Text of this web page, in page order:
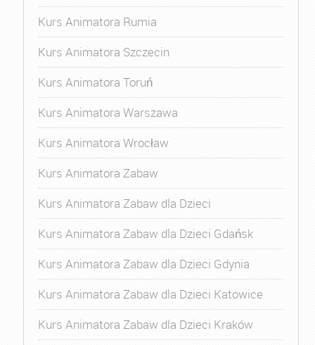
Kurs Animatora Rumia
Kurs Animatora Szczecin
Kurs Animatora Toruń
Kurs Animatora Warszawa
Kurs Animatora Wrocław
Kurs Animatora Zabaw
Kurs Animatora Zabaw dla Dzieci
Kurs Animatora Zabaw dla Dzieci Gdańsk
Kurs Animatora Zabaw dla Dzieci Gdynia
Kurs Animatora Zabaw dla Dzieci Katowice
Kurs Animatora Zabaw dla Dzieci Kraków